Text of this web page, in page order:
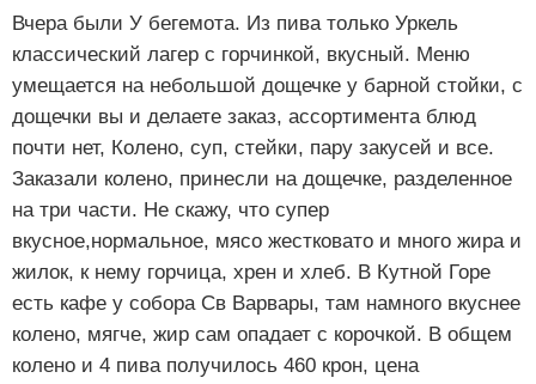
Вчера были У бегемота. Из пива только Уркель
классический лагер с горчинкой, вкусный. Меню
умещается на небольшой дощечке у барной стойки, с
дощечки вы и делаете заказ, ассортимента блюд
почти нет, Колено, суп, стейки, пару закусей и все.
Заказали колено, принесли на дощечке, разделенное
на три части. Не скажу, что супер
вкусное,нормальное, мясо жестковато и много жира и
жилок, к нему горчица, хрен и хлеб. В Кутной Горе
есть кафе у собора Св Варвары, там намного вкуснее
колено, мягче, жир сам опадает с корочкой. В общем
колено и 4 пива получилось 460 крон, цена